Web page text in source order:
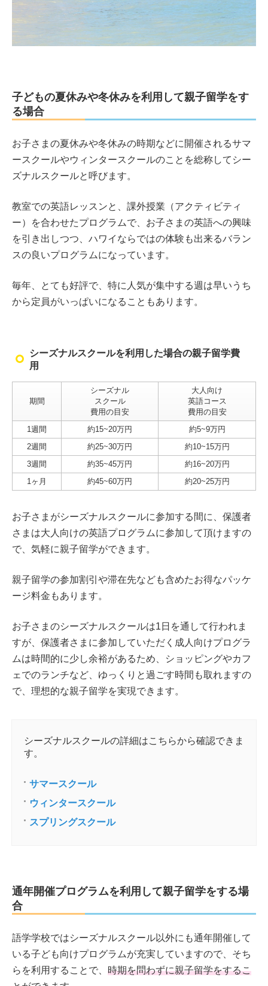
子どもの夏休みや冬休みを利用して親子留学をす
る場合
お子さまの夏休みや冬休みの時期などに開催されるサマ
ースクールやウィンタースクールのことを総称してシー
ズナルスクールと呼びます。
教室での英語レッスンと、課外授業（アクティビティ
ー）を合わせたプログラムで、お子さまの英語への興味
を引き出しつつ、ハワイならではの体験も出来るバラン
スの良いプログラムになっています。
毎年、とても好評で、特に人気が集中する週は早いうち
から定員がいっぱいになることもあります。
シーズナルスクールを利用した場合の親子留学費
用
期間
シーズナル
スクール
費用の目安
大人向け
英語コース
費用の目安
1週間
約15~20万円
約5~9万円
2週間
約25~30万円
約10~15万円
3週間
約35~45万円
約16~20万円
1ヶ月
約45~60万円 約20~25万円
お子さまがシーズナルスクールに参加する間に、保護者
さまは大人向けの英語プログラムに参加して頂けますの
で、気軽に親子留学ができます。
親子留学の参加割引や滞在先なども含めたお得なパッケ
ージ料金もあります。
お子さまのシーズナルスクールは1日を通して行われま
すが、保護者さまに参加していただく成人向けプログラ
ムは時間的に少し余裕があるため、ショッピングやカフ
ェでのランチなど、ゆっくりと過ごす時間も取れますの
で、理想的な親子留学を実現できます。
シーズナルスクールの詳細はこちらから確認できま
す。
サマースクール
ウィンタースクール
スプリングスクール
通年開催プログラムを利用して親子留学をする場
合
語学学校ではシーズナルスクール以外にも通年開催して
いる子ども向けプログラムが充実していますので、そち
らを利用することで、 時期を問わずに親子留学をするこ